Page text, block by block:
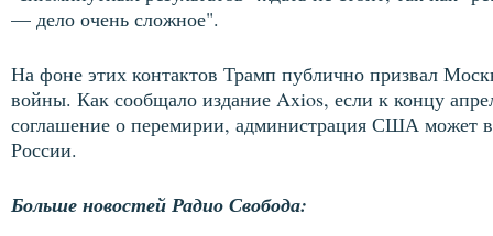
— дело очень сложное".
На фоне этих контактов Трамп публично призвал
войны. Как сообщало издание Axios, если к концу
соглашение о перемирии, администрация США может
России.
Больше новостей Радио Свобода: